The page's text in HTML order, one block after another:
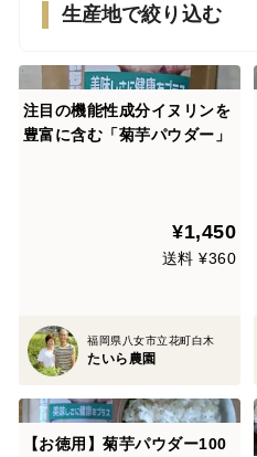
注目の機能性成分イヌリンを
豊富に含む「菊芋パウダー」
¥1,450
送料 ¥360
福岡県八女市立花町白木
たいら農園
【お徳用】菊芋パウダー100
生産地で絞り込む